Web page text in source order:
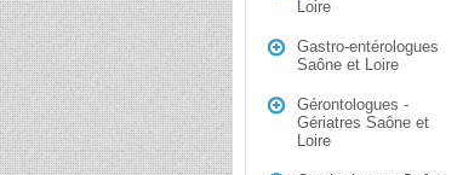
Loire
Gastro-entérologues
Saône et Loire
Gérontologues -
Gériatres Saône et
Loire